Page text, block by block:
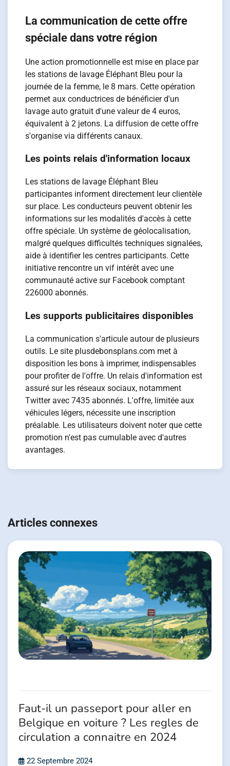
La communication de cette offre
spéciale dans votre région
Une action promotionnelle est mise en place par
les stations de lavage Éléphant Bleu pour la
journée de la femme, le 8 mars. Cette opération
permet aux conductrices de bénéficier d'un
lavage auto gratuit d'une valeur de 4 euros,
équivalent à 2 jetons. La diffusion de cette offre
s'organise via différents canaux.
Les points relais d'information locaux
Les stations de lavage Éléphant Bleu
participantes informent directement leur clientèle
sur place. Les conducteurs peuvent obtenir les
informations sur les modalités d'accès à cette
offre spéciale. Un système de géolocalisation,
malgré quelques difficultés techniques signalées,
aide à identifier les centres participants. Cette
initiative rencontre un vif intérêt avec une
communauté active sur Facebook comptant
226000 abonnés.
Les supports publicitaires disponibles
La communication s'articule autour de plusieurs
outils. Le site plusdebonsplans.com met à
disposition les bons à imprimer, indispensables
pour profiter de l'offre. Un relais d'information est
assuré sur les réseaux sociaux, notamment
Twitter avec 7435 abonnés. L'offre, limitée aux
véhicules légers, nécessite une inscription
préalable. Les utilisateurs doivent noter que cette
promotion n'est pas cumulable avec d'autres
avantages.
de
Articles connexes
Faut-il un passeport pour aller en
Belgique en voiture ? Les regles de
circulation a connaitre en 2024
22 Septembre 2024